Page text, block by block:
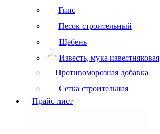
Гипс
Песок строительный
Щебень
Известь, мука известняковая
Противоморозная добавка
Сетка строительная
Прайс-лист